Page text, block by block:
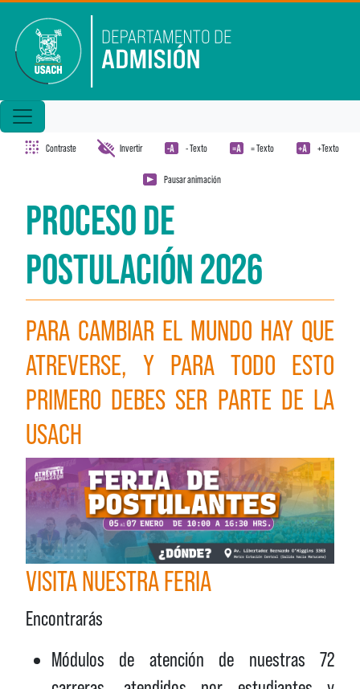
Contraste Invertir - Texto = Texto +Texto
Pausar animación
PROCESO DE
POSTULACIÓN 2026
PARA CAMBIAR EL MUNDO HAY QUE
ATREVERSE, Y PARA TODO ESTO
PRIMERO DEBES SER PARTE DE LA
USACH
VISITA NUESTRA FERIA
Encontrarás
Módulos de atención de nuestras 72